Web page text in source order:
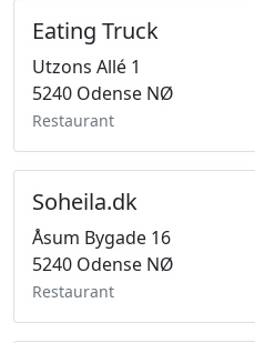
Eating Truck
Utzons Allé 1
5240 Odense NØ
Restaurant
Soheila.dk
Åsum Bygade 16
5240 Odense NØ
Restaurant